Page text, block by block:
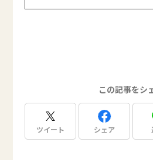
この記事をシ
ツイート シェア